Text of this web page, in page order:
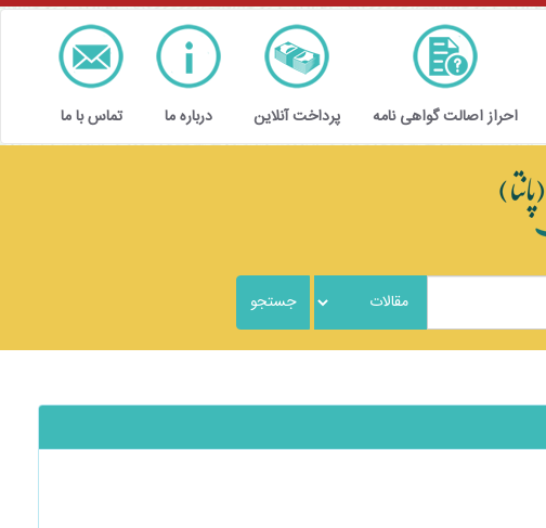
احراز اصالت گواهی نامه پرداخت آنلاین درباره ما تماس با ما